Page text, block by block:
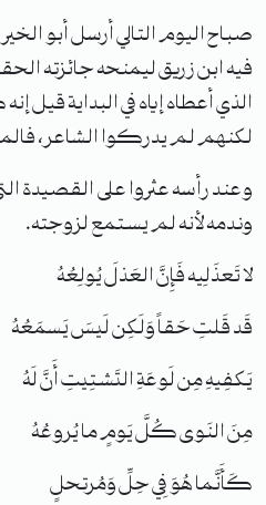
صباح اليوم التالي أرسل أبو
فيه ابن زريق ليمنحه جائزته
الذي أعطاه إياه في البداية قيل
لكنهم لم يدركوا الشاعر،
وعند رأسه عثروا على القصيدة
وندمه لأنه لم يستمع لزوجته.
لا تَعذَلِيه فَإِنَّ العَذلَ يُولِعُهُ
قَد قَلتِ حَقاً وَلَكِن لَيسَ يَسمَعُهُ
يَكفِيهِ مِن لَوعَةِ التَشتِيتِ أَنَّ لَهُ
مِنَ النَوى كُلَّ يَومٍ ما يُروعُهُ
كَأَنَّما هُوَ فِي حِلِّ وَمُرتحلٍ